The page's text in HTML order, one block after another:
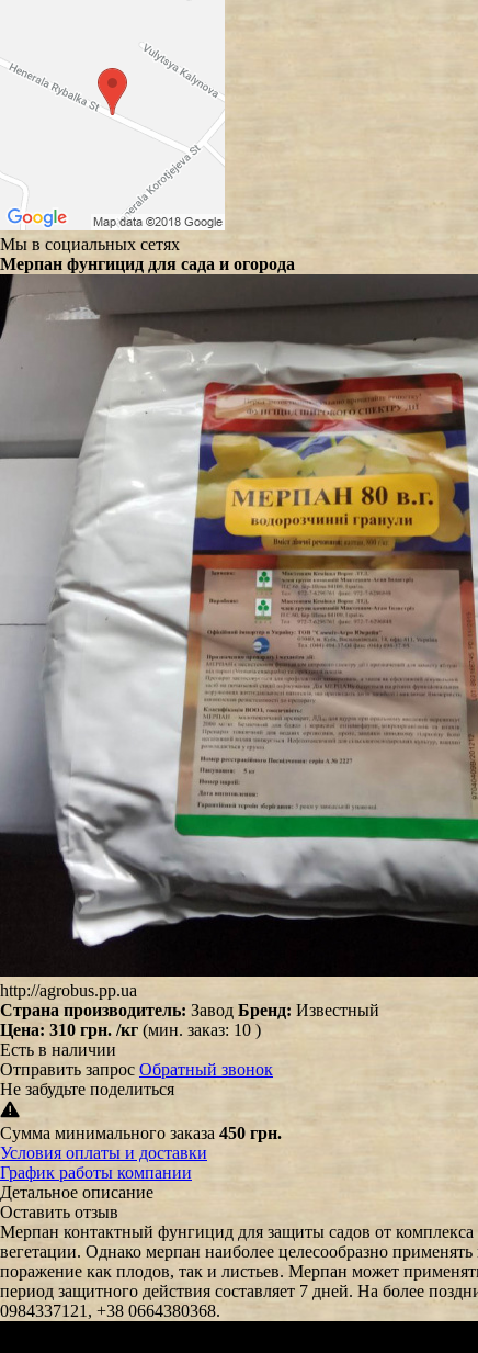
Мы в социальных сетях
Мерпан фунгицид для сада и огорода
http://agrobus.pp.ua
Страна производитель: Завод Бренд: Известный
Цена: 310 грн. /кг (мин. заказ: 10 )
Есть в наличии
Отправить запрос Обратный звонок
Не забудьте поделиться
Сумма минимального заказа 450 грн.
Условия оплаты и доставки
График работы компании
Детальное описание
Оставить отзыв
Мерпан контактный фунгицид для защиты садов от комплекса
вегетации. Однако мерпан наиболее целесообразно
поражение как плодов, так и листьев. Мерпан может
период защитного действия составляет 7 дней. На более
0984337121, +38 0664380368.